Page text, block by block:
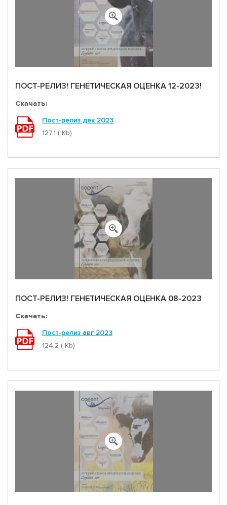
ПОСТ-РЕЛИЗ! ГЕНЕТИЧЕСКАЯ ОЦЕНКА 12-2023!
Скачать:
Пост-релиз дек 2023
127.1 ( Kb)
ПОСТ-РЕЛИЗ! ГЕНЕТИЧЕСКАЯ ОЦЕНКА 08-2023
Скачать:
Пост-релиз авг 2023
124.2 ( Kb)